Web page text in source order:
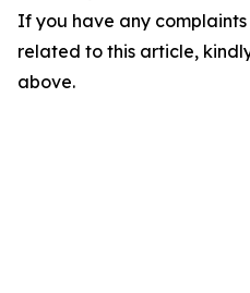
If you have any
related to this article,
above.